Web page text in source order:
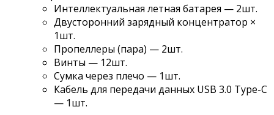
Интеллектуальная летная батарея — 2шт.
Двусторонний зарядный концентратор ×
1шт.
Пропеллеры (пара) — 2шт.
Винты — 12шт.
Сумка через плечо — 1шт.
Кабель для передачи данных USB 3.0 Type-C
— 1шт.